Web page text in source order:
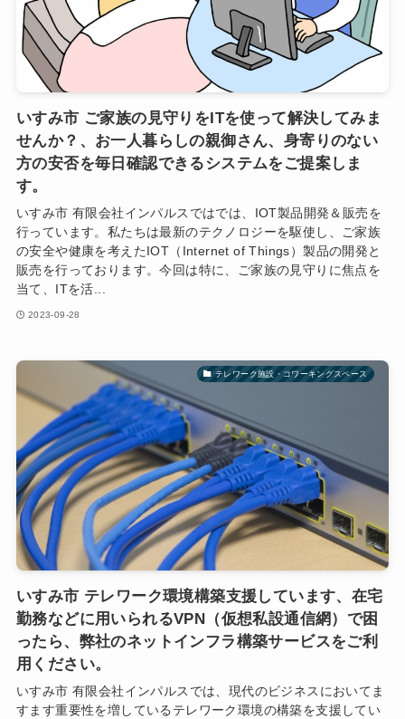
いすみ市 ご家族の見守りをITを使って解決してみま
せんか？、お一人暮らしの親御さん、身寄りのない
方の安否を毎日確認できるシステムをご提案しま
す。
いすみ市 有限会社インパルスではでは、IOT製品開発＆販売を
行っています。私たちは最新のテクノロジーを駆使し、ご家族
の安全や健康を考えたIOT（Internet of Things）製品の開発と
販売を行っております。今回は特に、ご家族の見守りに焦点を
当て、ITを活...
2023-09-28
テレワーク施設・コワーキングスペース
いすみ市 テレワーク環境構築支援しています、在宅
勤務などに用いられるVPN（仮想私設通信網）で困
ったら、弊社のネットインフラ構築サービスをご利
用ください。
いすみ市 有限会社インパルスでは、現代のビジネスにおいてま
すます重要性を増しているテレワーク環境の構築を支援してい